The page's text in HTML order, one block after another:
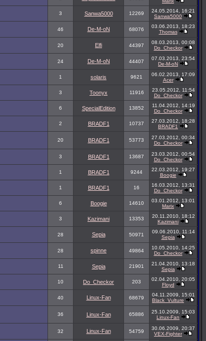
3 Sanwa5000 12269
24.05.2014, 16:21
Sanwa5000
46 De-M-oN 68076
03.06.2013, 18:23
Thomas
20 Elfi 44397
08.03.2013, 00:08
Do_Checkor
24 De-M-oN 44407
07.03.2013, 23:54
De-M-oN
1 solaris 9621
06.02.2013, 17:09
Acer
3 Toonyx 11916
23.05.2012, 11:54
Do_Checkor
6 SpecialEdition 13852
11.04.2012, 14:19
Do_Checkor
2 BRADF1 10737
27.03.2012, 18:28
BRADF1
20 BRADF1 53773
27.03.2012, 00:34
Do_Checkor
3 BRADF1 13687
23.03.2012, 00:54
Do_Checkor
1 BRADF1 9244
22.03.2012, 19:27
Boogie
1 BRADF1 16
16.03.2012, 13:31
Do_Checkor
6 Boogie 14610
03.01.2012, 13:01
Marix
3 Kazimani 13353
20.11.2010, 18:12
Kazimani
28 Sepia 50971
09.06.2010, 11:14
Sepia
28 spinne 49864
10.05.2010, 14:25
Do_Checkor
11 Sepia 21901
21.04.2010, 13:18
Sepia
10 Do_Checkor 203
02.04.2010, 20:05
Floyd
40 Linux-Fan 68679
04.11.2009, 15:01
Black_Vulture
36 Linux-Fan 65886
25.10.2009, 15:03
Linux-Fan
32 Linux-Fan 54759
30.06.2009, 20:37
VEX-Fighter